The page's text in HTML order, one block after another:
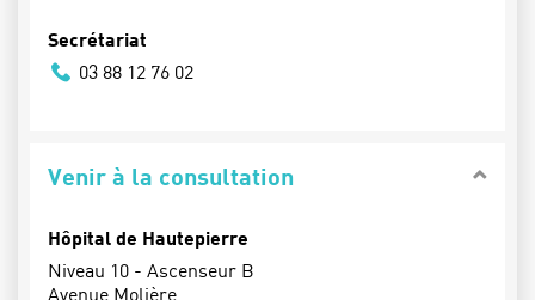
Secrétariat
03 88 12 76 02
Venir à la consultation
Hôpital de Hautepierre
Niveau 10 - Ascenseur B
Avenue Molière